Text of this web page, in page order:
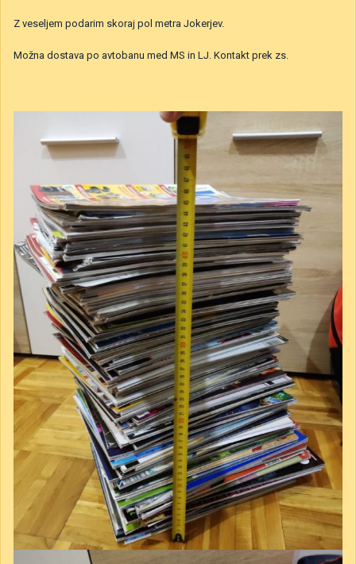
Z veseljem podarim skoraj pol metra Jokerjev.
Možna dostava po avtobanu med MS in LJ. Kontakt prek zs.